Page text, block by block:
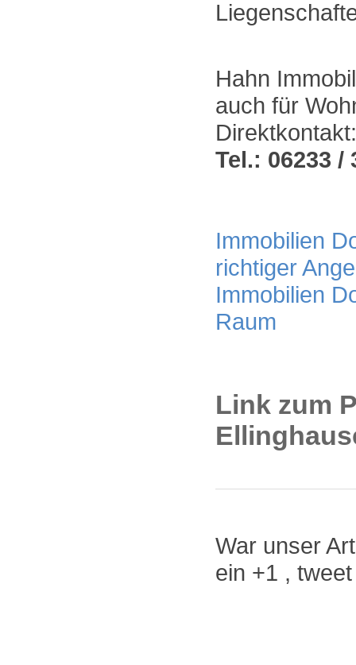
Hahn
auch für
Direktkontakt:
Tel.: 06233 /
Immobilien
richtiger
Immobilien
Raum
Link zum
War unser
ein +1 ,